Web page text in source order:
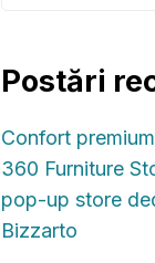
Postări
Confort
360 Furniture
pop-up store
Bizzarto